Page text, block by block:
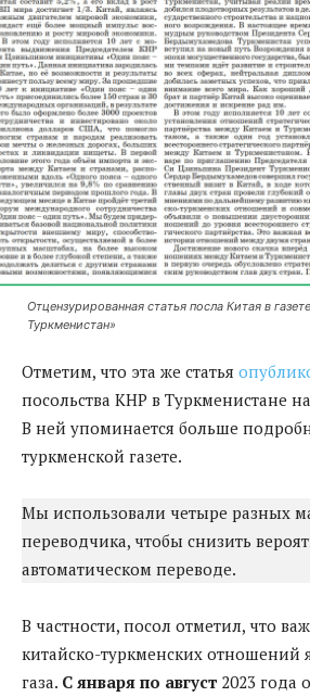
Отцензурированная статья посла Китая в
Туркменистан»
Отметим, что эта же статья
посольства КНР в Туркменистане
В ней упоминается больше
туркменской газете.
Мы использовали четыре разных
переводчика, чтобы снизить
автоматическом переводе.
В частности, посол отметил, что
китайско-туркменских отношений
газа. С января по август 2023 года